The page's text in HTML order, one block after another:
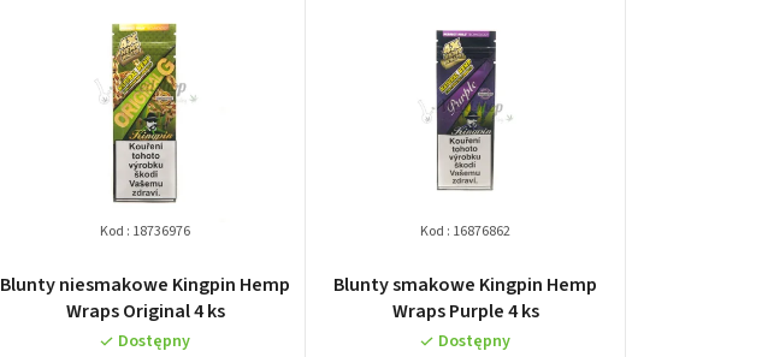
r
t
o
w
a
n
i
e
Blunty niesmakowe Kingpin Hemp
Wraps Original 4 ks
Dostępny
Kod : 18736976
Blunty smakowe Kingpin Hemp
Wraps Purple 4 ks
Dostępny
Kod : 16876862